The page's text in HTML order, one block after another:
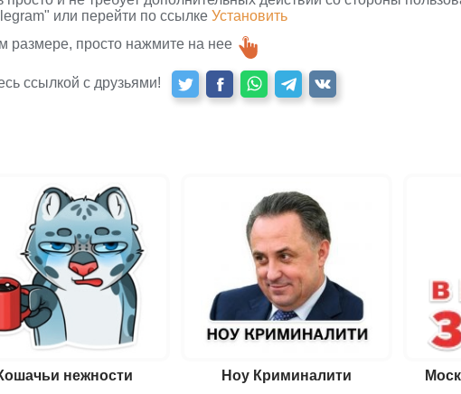
или перейти по ссылке Установить
размере, просто нажмите на нее
ссылкой с друзьями!
нежности Ноу Криминалити